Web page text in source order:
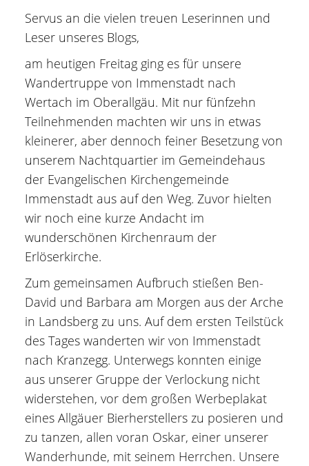
Servus an die vielen treuen Leserinnen und
Leser unseres Blogs,
am heutigen Freitag ging es für unsere
Wandertruppe von Immenstadt nach
Wertach im Oberallgäu. Mit nur fünfzehn
Teilnehmenden machten wir uns in etwas
kleinerer, aber dennoch feiner Besetzung von
unserem Nachtquartier im Gemeindehaus
der Evangelischen Kirchengemeinde
Immenstadt aus auf den Weg. Zuvor hielten
wir noch eine kurze Andacht im
wunderschönen Kirchenraum der
Erlöserkirche.
Zum gemeinsamen Aufbruch stießen Ben-
David und Barbara am Morgen aus der Arche
in Landsberg zu uns. Auf dem ersten Teilstück
des Tages wanderten wir von Immenstadt
nach Kranzegg. Unterwegs konnten einige
aus unserer Gruppe der Verlockung nicht
widerstehen, vor dem großen Werbeplakat
eines Allgäuer Bierherstellers zu posieren und
zu tanzen, allen voran Oskar, einer unserer
Wanderhunde, mit seinem Herrchen. Unsere